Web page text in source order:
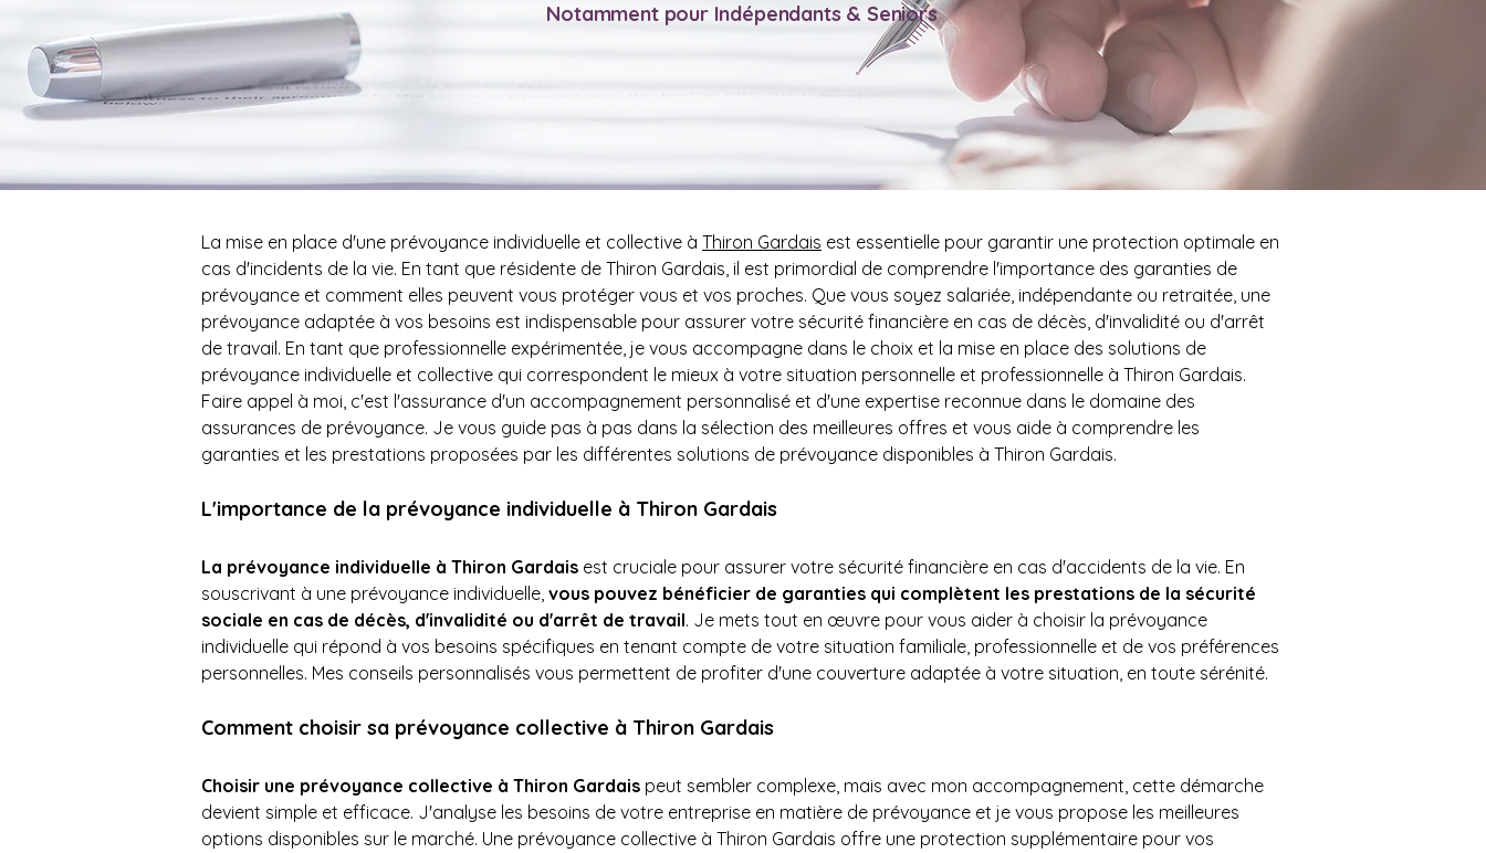
Notamment pour Indépendants & Seniors
La mise en place d'une prévoyance individuelle et collective à Thiron Gardais est essentielle pour garantir une protection optimale en
cas d'incidents de la vie. En tant que résidente de Thiron Gardais, il est primordial de comprendre l'importance des garanties de
prévoyance et comment elles peuvent vous protéger vous et vos proches. Que vous soyez salariée, indépendante ou retraitée, une
prévoyance adaptée à vos besoins est indispensable pour assurer votre sécurité financière en cas de décès, d'invalidité ou d'arrêt
de travail. En tant que professionnelle expérimentée, je vous accompagne dans le choix et la mise en place des solutions de
prévoyance individuelle et collective qui correspondent le mieux à votre situation personnelle et professionnelle à Thiron Gardais.
Faire appel à moi, c'est l'assurance d'un accompagnement personnalisé et d'une expertise reconnue dans le domaine des
assurances de prévoyance. Je vous guide pas à pas dans la sélection des meilleures offres et vous aide à comprendre les
garanties et les prestations proposées par les différentes solutions de prévoyance disponibles à Thiron Gardais.
L'importance de la prévoyance individuelle à Thiron Gardais
La prévoyance individuelle à Thiron Gardais est cruciale pour assurer votre sécurité financière en cas d'accidents de la vie. En
souscrivant à une prévoyance individuelle, vous pouvez bénéficier de garanties qui complètent les prestations de la sécurité
sociale en cas de décès, d'invalidité ou d'arrêt de travail. Je mets tout en œuvre pour vous aider à choisir la prévoyance
individuelle qui répond à vos besoins spécifiques en tenant compte de votre situation familiale, professionnelle et de vos préférences
personnelles. Mes conseils personnalisés vous permettent de profiter d'une couverture adaptée à votre situation, en toute sérénité.
Comment choisir sa prévoyance collective à Thiron Gardais
Choisir une prévoyance collective à Thiron Gardais peut sembler complexe, mais avec mon accompagnement, cette démarche
devient simple et efficace. J'analyse les besoins de votre entreprise en matière de prévoyance et je vous propose les meilleures
options disponibles sur le marché. Une prévoyance collective à Thiron Gardais offre une protection supplémentaire pour vos